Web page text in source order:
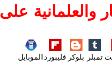
والعلمانية على
تمبلر بلوكر فليبورد الموبايل